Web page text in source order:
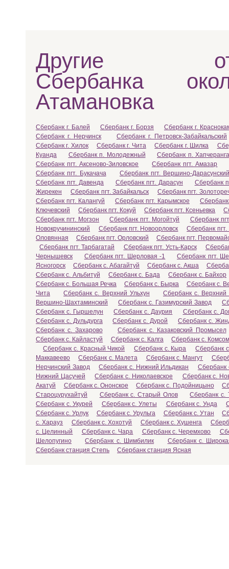
Другие
Сбербанка
Атамановка
Сбербанк г. Балей Сбербанк г. Борзя
Сбербанк г.
Сбербанк г. Нерчинск
Сбербанк г. Петровск-Забайкальский
Сбербанк г. Хилок
Сбербанк г. Чита Сбербанк г. Шилка
Куанда
Сбербанк п. Молодежный
Сбербанк п. Хапчеранга
Сбербанк пгт. Аксеново-Зиловское
Сбербанк пгт. Амазар
Сбербанк пгт. Букачача
Сбербанк пгт. Вершино-
Сбербанк пгт. Давенда
Сбербанк пгт. Дарасун
Сбербанк
Жирекен
Сбербанк пгт. Забайкальск
Сбербанк пгт.
Сбербанк пгт. Калангуй
Сбербанк пгт. Карымское
Сбербанк
Ключевский
Сбербанк пгт. Кокуй Сбербанк пгт. Ксеньевка
Сбербанк пгт. Могзон
Сбербанк пгт. Могойтуй
Сбербанк
Новокручининский
Сбербанк пгт. Новоорловск
Сбербанк
Оловянная
Сбербанк пгт. Орловский
Сбербанк пгт.
Сбербанк пгт. Тарбагатай
Сбербанк пгт. Усть-Карск
Чернышевск
Сбербанк пгт. Шерловая -1
Сбербанк пгт.
Ясногорск
Сбербанк с. Абагайтуй Сбербанк с. Акша
Сбербанк с. Альбитуй
Сбербанк с. Бада
Сбербанк с. Байхор
Сбербанк с. Большая Речка
Сбербанк с. Бырка
Сбербанк с.
Чита
Сбербанк с. Верхний Ульхун
Сбербанк с.
Вершино-Шахтаминский
Сбербанк с. Газимурский Завод
Сбербанк с. Гыршелун
Сбербанк с. Даурия
Сбербанк с.
Сбербанк с. Дульдурга
Сбербанк с. Дурой
Сбербанк с.
Сбербанк с. Захарово
Сбербанк с. Казаковский Промысел
Сбербанк с. Кайластуй
Сбербанк с. Калга
Сбербанк с.
Сбербанк с. Красный Чикой
Сбербанк с. Кыра
Сбербанк
Маккавеево
Сбербанк с. Малета Сбербанк с. Мангут
Нерчинский Завод
Сбербанк с. Нижний Ильдикан
Сбербанк
Нижний Цасучей
Сбербанк с. Николаевское
Сбербанк с.
Акатуй
Сбербанк с. Ононское Сбербанк с. Подойницыно
Староцурухайтуй
Сбербанк с. Старый Олов
Сбербанк с.
Сбербанк с. Укурей
Сбербанк с. Улеты Сбербанк с. Унда
Сбербанк с. Урлук
Сбербанк с. Урульга Сбербанк с. Утан
с. Харауз
Сбербанк с. Хохотуй Сбербанк с. Хушенга
с. Целинный
Сбербанк с. Чара Сбербанк с. Черемхово
Шелопугино
Сбербанк с. Шимбилик
Сбербанк с.
Сбербанк станция Степь
Сбербанк станция Ясная